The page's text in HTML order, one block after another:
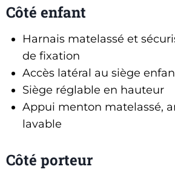
Côté enfant
Harnais matelassé et
de fixation
Accès latéral au siège
Siège réglable en hauteur
Appui menton matelassé,
lavable
Côté porteur